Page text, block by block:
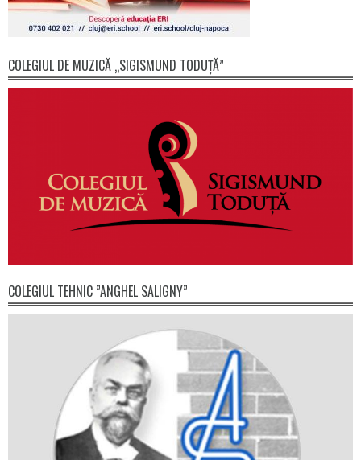
COLEGIUL DE MUZICĂ „SIGISMUND TODUȚĂ”
COLEGIUL TEHNIC ”ANGHEL SALIGNY”